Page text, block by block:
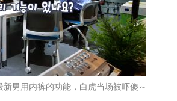
男用内裤的功能，白虎当场被吓傻～